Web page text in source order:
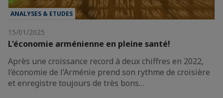
ANALYSES & ETUDES
15/01/2025
L'économie arménienne en pleine santé!
Après une croissance record à deux chiffres en 2022,
l’économie de l’Arménie prend son rythme de croisière
et enregistre toujours de très bons…